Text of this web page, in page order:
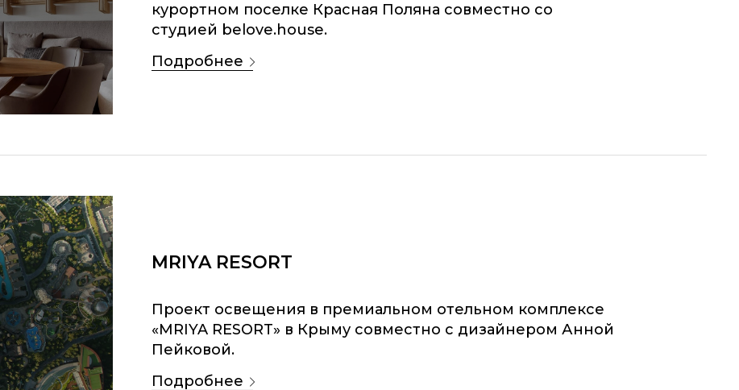
курортном поселке Красная Поляна совместно со
студией belove.house.
подробнее
MRIYA RESORT
Проект освещения в премиальном отельном комплексе
«MRIYA RESORT» в Крыму совместно с дизайнером Анной
Пейковой.
подробнее